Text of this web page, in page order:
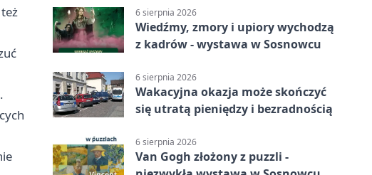
6 sierpnia 2026
Wiedźmy, zmory i upiory wychodzą
z kadrów - wystawa w Sosnowcu
6 sierpnia 2026
Wakacyjna okazja może skończyć
się utratą pieniędzy i bezradnością
6 sierpnia 2026
Van Gogh złożony z puzzli -